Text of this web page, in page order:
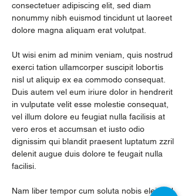
consectetuer adipiscing elit, sed diam
nonummy nibh euismod tincidunt ut laoreet
dolore magna aliquam erat volutpat.
Ut wisi enim ad minim veniam, quis nostrud
exerci tation ullamcorper suscipit lobortis
nisl ut aliquip ex ea commodo consequat.
Duis autem vel eum iriure dolor in hendrerit
in vulputate velit esse molestie consequat,
vel illum dolore eu feugiat nulla facilisis at
vero eros et accumsan et iusto odio
dignissim qui blandit praesent luptatum zzril
delenit augue duis dolore te feugait nulla
facilisi.
Nam liber tempor cum soluta nobis eleifend